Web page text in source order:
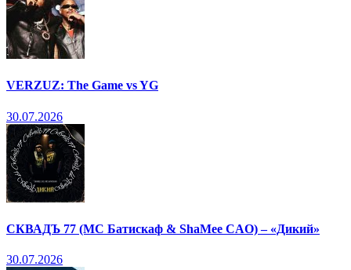
VERZUZ: The Game vs YG
30.07.2026
СКВАДЪ 77 (МС Батискаф & ShaMee CAO) – «Дикий»
30.07.2026